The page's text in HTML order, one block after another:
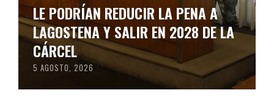
LE PODRÍAN REDUCIR LA PENA A
LAGOSTENA Y SALIR EN 2028 DE LA
CÁRCEL
5 AGOSTO, 2026